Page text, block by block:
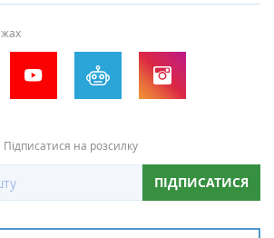
Підписатися на розсилку
ПІДПИСАТИСЯ